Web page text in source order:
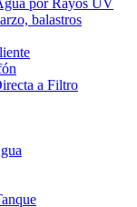
por Rayos UV
balastros
a Filtro